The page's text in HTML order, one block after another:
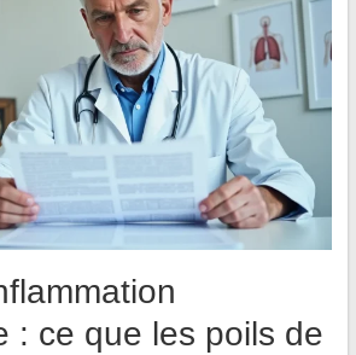
: ce que les poils de